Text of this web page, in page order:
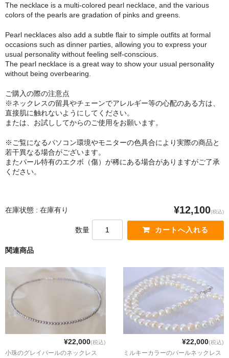
The necklace is a multi-colored pearl necklace, and the various
colors of the pearls are gradation of pinks and greens.
Pearl necklaces also add a subtle flair to simple outfits at formal
occasions such as dinner parties, allowing you to express your
usual personality without feeling self-conscious.
The pearl necklace is a great way to show your usual personality
without being overbearing.
ご購入の際の注意点
※ネックレスの留具やチェーンでアレルギー等の心配のある方は、
直接肌に触れないようにしてください。
または、お試ししてからのご使用をお願います。
※ご覧になるパソコン環境やモニターの色具合により実際の商品と
若干異なる場合がございます。
またパール特有のエクボ（傷）が稀にある場合がありますがご了承
ください。
在庫状態 : 在庫有り ¥12,100(税込)
数量
関連商品
¥22,000(税込)
小珠のグレイパールのネックレス
¥22,000(税込)
ミルキーカラーのパールネックレス